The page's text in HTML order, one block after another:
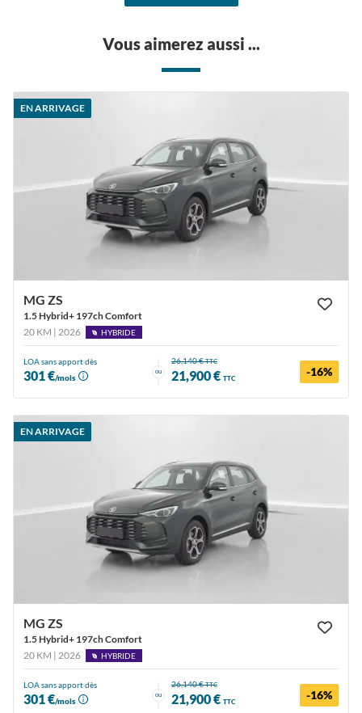
Vous aimerez aussi ...
EN ARRIVAGE
MG ZS
1.5 Hybrid+ 197ch Comfort
20 KM | 2026
HYBRIDE
LOA sans apport dès
301 €/mois
ou
26,140 €TTC
21,900 € TTC -16%
EN ARRIVAGE
MG ZS
1.5 Hybrid+ 197ch Comfort
20 KM | 2026
HYBRIDE
LOA sans apport dès
301 €/mois
ou
26,140 €TTC
21,900 € TTC -16%